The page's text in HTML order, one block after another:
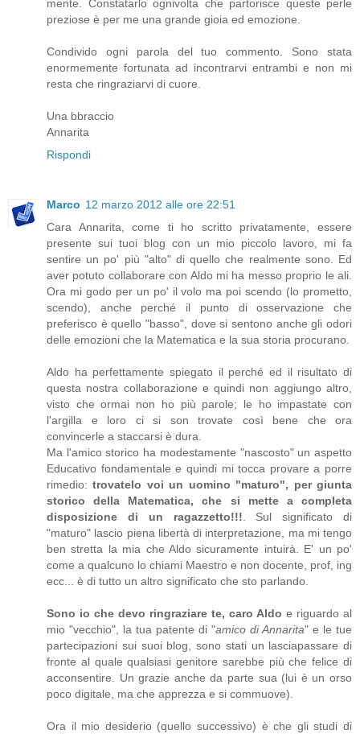
mente. Constatarlo ognivolta che partorisce queste perle
preziose è per me una grande gioia ed emozione.
Condivido ogni parola del tuo commento. Sono stata
enormemente fortunata ad incontrarvi entrambi e non mi
resta che ringraziarvi di cuore.
Una bbraccio
Annarita
Rispondi
Marco 12 marzo 2012 alle ore 22:51
Cara Annarita, come ti ho scritto privatamente, essere
presente sui tuoi blog con un mio piccolo lavoro, mi fa
sentire un po' più "alto" di quello che realmente sono. Ed
aver potuto collaborare con Aldo mi ha messo proprio le ali.
Ora mi godo per un po' il volo ma poi scendo (lo prometto,
scendo), anche perché il punto di osservazione che
preferisco è quello "basso", dove si sentono anche gli odori
delle emozioni che la Matematica e la sua storia procurano.
Aldo ha perfettamente spiegato il perché ed il risultato di
questa nostra collaborazione e quindi non aggiungo altro,
visto che ormai non ho più parole; le ho impastate con
l'argilla e loro ci si son trovate così bene che ora
convincerle a staccarsi è dura.
Ma l'amico storico ha modestamente "nascosto" un aspetto
Educativo fondamentale e quindi mi tocca provare a porre
rimedio:trovatelo voi un uomino "maturo", per giunta
storico della Matematica, che si mette a completa
disposizione di un ragazzetto!!! . Sul significato di
"maturo" lascio piena libertà di interpretazione, ma mi tengo
ben stretta la mia che Aldo sicuramente intuirà. E' un po'
come a qualcuno lo chiami Maestro e non docente, prof, ing
ecc... è di tutto un altro significato che sto parlando.
Sono io che devo ringraziare te, caro Aldo e riguardo al
mio "vecchio", la tua patente di "amico di Annarita" e le tue
partecipazioni sui suoi blog, sono stati un lasciapassare di
fronte al quale qualsiasi genitore sarebbe più che felice di
acconsentire. Un grazie anche da parte sua (lui è un orso
poco digitale, ma che apprezza e si commuove).
Ora il mio desiderio (quello successivo) è che gli studi di